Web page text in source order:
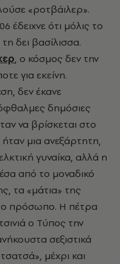
«ροτβάιλερ».
ότι μόλις το
δει βασίλισσα.
, ο κόσμος δεν την
για εκείνη.
δεν έκανε
δημόσιες
να βρίσκεται στο
μια ανεξάρτητη,
γυναίκα, αλλά η
από το μοναδικό
τα «μάτια» της
πρόσωπο. Η πέτρα
ο Τύπος την
σεξιστικά
μέχρι και